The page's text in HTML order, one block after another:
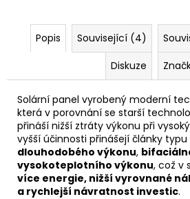
Popis Související (4)
Diskuze
Solární panel vyrobený moderní
která v porovnání se starší
přináší nižší ztráty výkonu při
vyšší účinnosti přinášejí články typu
dlouhodobého výkonu,
vysokoteplotního výkonu, což v
více energie, nižší vyrovnané
a rychlejší návratnost investic.